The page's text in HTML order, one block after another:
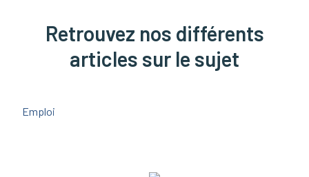
Retrouvez nos différents
articles sur le sujet
Emploi